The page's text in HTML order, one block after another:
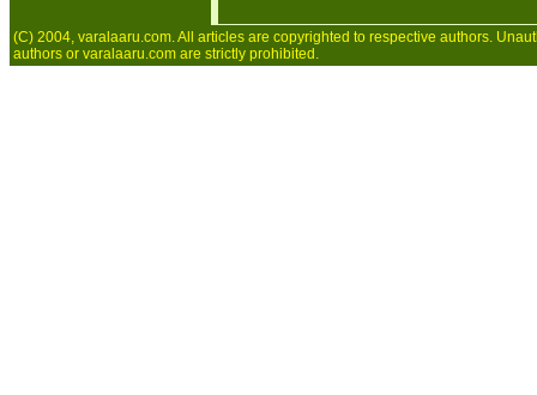
(C) 2004, varalaaru.com. All articles are copyrighted to respective authors.
authors or varalaaru.com are strictly prohibited.